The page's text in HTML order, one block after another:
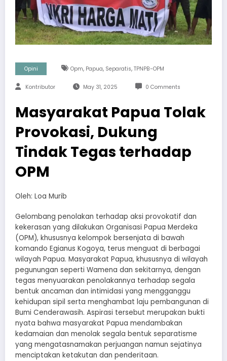
Opini Opm, Papua, Separatis, TPNPB-OPM
Kontributor May 31, 2025 0 Comments
Masyarakat Papua Tolak
Provokasi, Dukung
Tindak Tegas terhadap
OPM
Oleh: Loa Murib
Gelombang penolakan terhadap aksi provokatif dan
kekerasan yang dilakukan Organisasi Papua Merdeka
(OPM), khususnya kelompok bersenjata di bawah
komando Egianus Kogoya, terus menguat di berbagai
wilayah Papua. Masyarakat Papua, khususnya di wilayah
pegunungan seperti Wamena dan sekitarnya, dengan
tegas menyuarakan penolakannya terhadap segala
bentuk ancaman dan intimidasi yang mengganggu
kehidupan sipil serta menghambat laju pembangunan di
Bumi Cenderawasih. Aspirasi tersebut merupakan bukti
nyata bahwa masyarakat Papua mendambakan
kedamaian dan menolak segala bentuk separatisme
yang mengatasnamakan perjuangan namun sejatinya
menciptakan ketakutan dan penderitaan.